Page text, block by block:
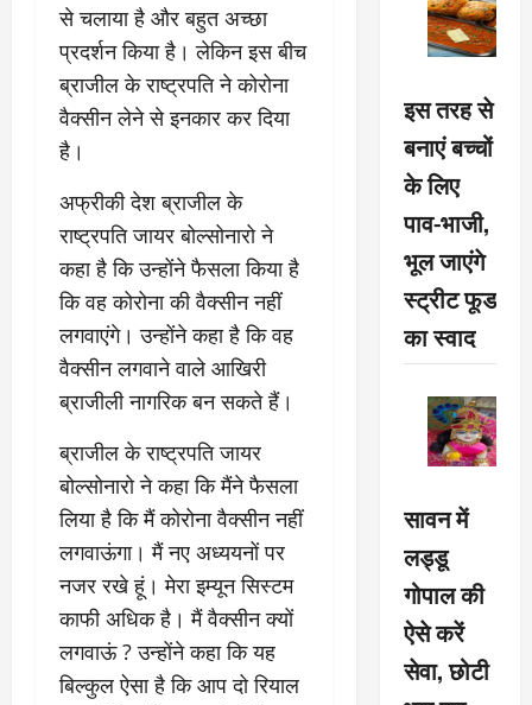
से चलाया है और बहुत अच्छा
प्रदर्शन किया है। लेकिन इस बीच
ब्राजील के राष्‍ट्रपति ने कोरोना
वैक्सीन लेने से इनकार कर दिया
है।
अफ्रीकी देश ब्राजील के
राष्‍ट्रपति जायर बोल्सोनारो ने
कहा है कि उन्‍होंने फैसला किया है
कि वह कोरोना की वैक्‍सीन नहीं
लगवाएंगे। उन्‍होंने कहा है कि वह
वैक्‍सीन लगवाने वाले आखिरी
ब्राजीली नागरिक बन सकते हैं।
ब्राजील के राष्‍ट्रपति जायर
बोल्सोनारो ने कहा कि मैंने फैसला
लिया है कि मैं कोरोना वैक्‍सीन नहीं
लगवाऊंगा। मैं नए अध्‍ययनों पर
नजर रखे हूं। मेरा इम्यून सिस्टम
काफी अधिक है। मैं वैक्‍सीन क्‍यों
लगवाऊं ? उन्‍होंने कहा कि यह
बिल्कुल ऐसा है कि आप दो रियाल
इस तरह से
बनाएं बच्चों
के लिए
पाव-भाजी,
भूल जाएंगे
स्ट्रीट फूड
का स्वाद
सावन में
लड्डू
गोपाल की
ऐसे करें
सेवा, छोटी